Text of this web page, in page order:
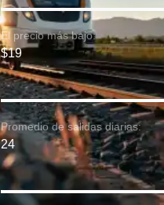
El precio más bajo:
$19
Promedio de salidas diarias:
24